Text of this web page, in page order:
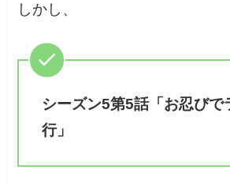
しかし、
シーズン5第5話「お忍びで
行」